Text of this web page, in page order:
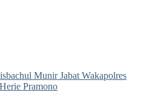
Munir Jabat Wakapolres
Pramono